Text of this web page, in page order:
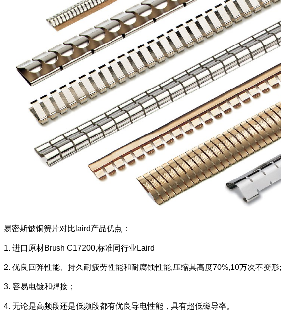
易密斯铍铜簧片对比laird产品优点：
1. 进口原材Brush C17200,标准同行业Laird
2. 优良回弹性能、 持久耐疲劳性能和耐腐蚀性能,压缩其高度70%,10万次不变形;
3. 容易电镀和焊接；
4. 无论是高频段还是低频段都有优良导电性能，具有超低磁导率。